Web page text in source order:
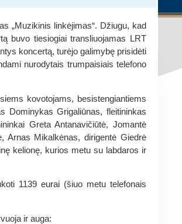
„Muzikinis linkėjimas“. Džiugu, kad
buvo tiesiogiai transliuojamas LRT
koncertą, turėjo galimybę prisidėti
nurodytais trumpaisiais telefono
kovotojams, besistengiantiems
Dominykas Grigaliūnas, fleitininkas
Greta Antanavičiūtė, Jomantė
Arnas Mikalkėnas, dirigentė Giedrė
kelionę, kurios metu su labdaros ir
1139 eurai (šiuo metu telefonais
ir auga: